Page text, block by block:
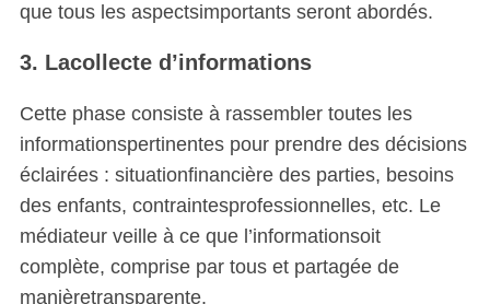
que tous les aspectsimportants seront abordés.
3. Lacollecte d’informations
Cette phase consiste à rassembler toutes les
informationspertinentes pour prendre des décisions
éclairées : situationfinancière des parties, besoins
des enfants, contraintesprofessionnelles, etc. Le
médiateur veille à ce que l’informationsoit
complète, comprise par tous et partagée de
manièretransparente.